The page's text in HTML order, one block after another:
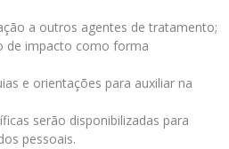
a outros agentes de tratamento;
de impacto como forma
e orientações para auxiliar na
serão disponibilizadas para
pessoais.